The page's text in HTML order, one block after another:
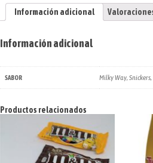
Información adicional
Información adicional
SABOR Milky Way,
Productos relacionados